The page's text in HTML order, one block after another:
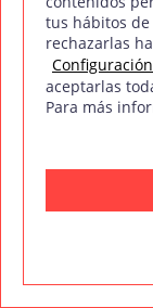
cautivan y
Técnicas
algo capaz
artículos de
con un
ofrece una
tus hábitos de
rechazarlas
aceptarlas
Para más